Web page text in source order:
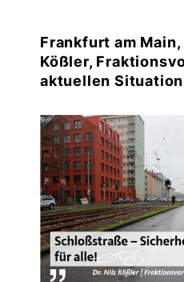
Frankfurt am
Kößler,
aktuellen